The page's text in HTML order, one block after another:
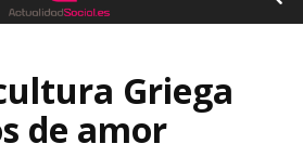
Griega
de amor